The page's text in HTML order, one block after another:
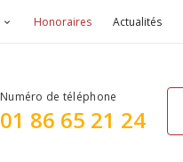
Honoraires Actualités
01 86 65 21 24